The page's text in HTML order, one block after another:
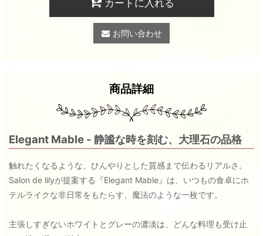
お問い合わせ
商品詳細
Elegant Mable - 静謐な時を刻む、大理石の品格
触れたくなるような、ひんやりとした質感まで伝わるリアルさ。
Salon de lilyが提案する『Elegant Mable』は、いつもの食卓にホ
テルライクな非日常をもたらす、魔法のような一枚です。
主張しすぎないホワイトとグレーの濃淡は、どんな料理も受け止